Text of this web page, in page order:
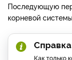
Последующую
корневой системы.
Справка
Как только